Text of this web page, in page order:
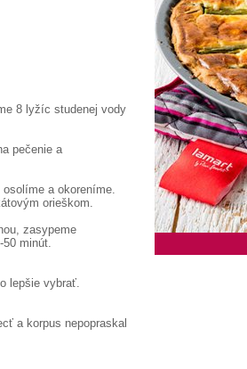
8 lyžíc studenej vody
pečenie a
a okoreníme.
orieškom.
zasypeme
50 minút.
lepšie vybrať.
a korpus nepopraskal